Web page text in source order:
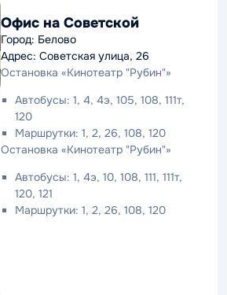
Офис на Советской
Город: Белово
Адрес: Советская улица, 26
Остановка «Кинотеатр "Рубин"»
Автобусы: 1, 4, 4э, 105, 108, 111т,
120
Маршрутки: 1, 2, 26, 108, 120
Остановка «Кинотеатр "Рубин"»
Автобусы: 1, 4э, 10, 108, 111, 111т,
120, 121
Маршрутки: 1, 2, 26, 108, 120